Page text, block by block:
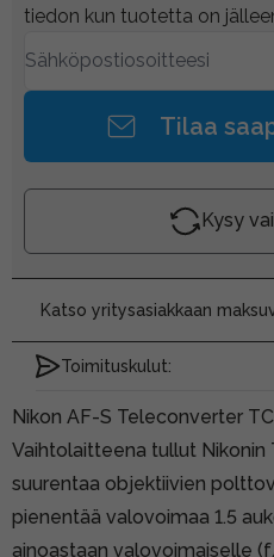
tiedon kun tuotetta on
Tilaa
Kysy
Katso yritysasiakkaan
Toimituskulut:
Nikon AF-S Teleconverter
Vaihtolaitteena tullut Nikonin
suurentaa objektiivien
pienentää valovoimaa 1.5
ainoastaan valovoimaiselle